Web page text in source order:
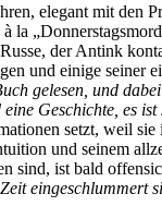
elegant mit den
la
der Antink
und einige seiner
gelesen, und
Geschichte, es
setzt, weil
und seinem
sind, ist bald